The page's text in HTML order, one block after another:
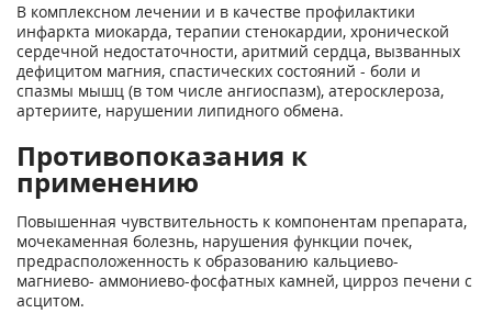
В комплексном лечении и в качестве профилактики
инфаркта миокарда, терапии стенокардии, хронической
сердечной недостаточности, аритмий сердца, вызванных
дефицитом магния, спастических состояний - боли и
спазмы мышц (в том числе ангиоспазм), атеросклероза,
артериите, нарушении липидного обмена.
Противопоказания к
применению
Повышенная чувствительность к компонентам препарата,
мочекаменная болезнь, нарушения функции почек,
предрасположенность к образованию кальциево-
магниево- аммониево-фосфатных камней, цирроз печени с
асцитом.